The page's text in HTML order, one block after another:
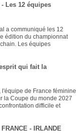
Les 12 équipes
a communiqué les 12
édition du championnat
Les équipes
qui fait la
l'équipe de France féminine
la Coupe du monde 2027
difficile et
- IRLANDE